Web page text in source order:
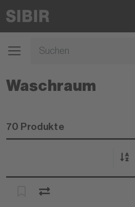
Waschraum
70 Produkte